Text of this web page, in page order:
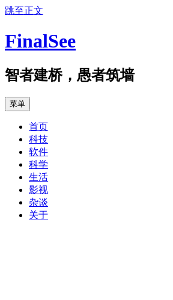
跳至正文
FinalSee
智者建桥，愚者筑墙
菜单
首页
科技
软件
科学
生活
影视
杂谈
关于